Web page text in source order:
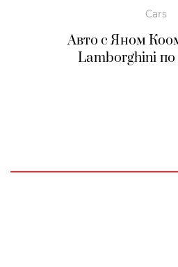
Cars
Авто с Яном
Lamborghini